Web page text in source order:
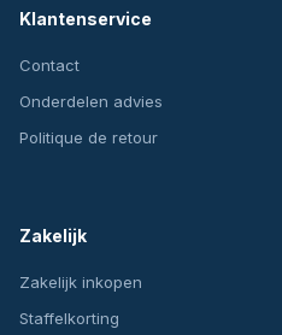
Klantenservice
Contact
Onderdelen advies
Politique de retour
Zakelijk
Zakelijk inkopen
Staffelkorting